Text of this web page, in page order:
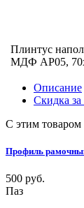
Плинтус
МДФ АР05,
Описание
Скидка
С этим
Профиль
500 руб.
Паз